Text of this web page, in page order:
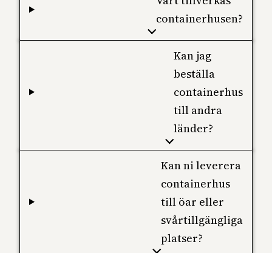
containerhusen?
Kan jag
beställa
containerhus
till andra
länder?
Kan ni leverera
containerhus
till öar eller
svårtillgängliga
platser?